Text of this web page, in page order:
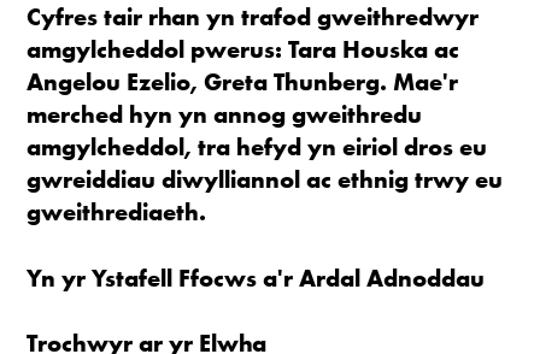
Cyfres tair rhan yn trafod gweithredwyr
amgylcheddol pwerus: Tara Houska ac
Angelou Ezelio, Greta Thunberg. Mae'r
merched hyn yn annog gweithredu
amgylcheddol, tra hefyd yn eiriol dros eu
gwreiddiau diwylliannol ac ethnig trwy eu
gweithrediaeth.
Yn yr Ystafell Ffocws a'r Ardal Adnoddau
Trochwyr ar yr Elwha